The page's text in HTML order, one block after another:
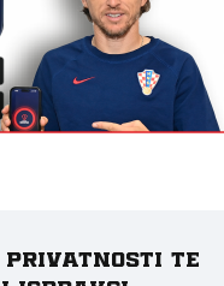
privatnosti te